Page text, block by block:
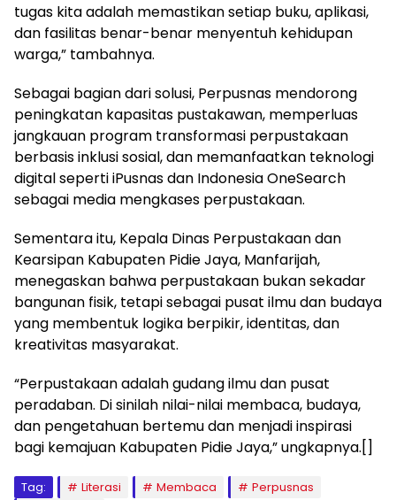
tugas kita adalah memastikan setiap buku, aplikasi,
dan fasilitas benar-benar menyentuh kehidupan
warga,” tambahnya.
Sebagai bagian dari solusi, Perpusnas mendorong
peningkatan kapasitas pustakawan, memperluas
jangkauan program transformasi perpustakaan
berbasis inklusi sosial, dan memanfaatkan teknologi
digital seperti iPusnas dan Indonesia OneSearch
sebagai media mengkases perpustakaan.
Sementara itu, Kepala Dinas Perpustakaan dan
Kearsipan Kabupaten Pidie Jaya, Manfarijah,
menegaskan bahwa perpustakaan bukan sekadar
bangunan fisik, tetapi sebagai pusat ilmu dan budaya
yang membentuk logika berpikir, identitas, dan
kreativitas masyarakat.
“Perpustakaan adalah gudang ilmu dan pusat
peradaban. Di sinilah nilai-nilai membaca, budaya,
dan pengetahuan bertemu dan menjadi inspirasi
bagi kemajuan Kabupaten Pidie Jaya,” ungkapnya.[]
Tag: Literasi Membaca
Perpusnas